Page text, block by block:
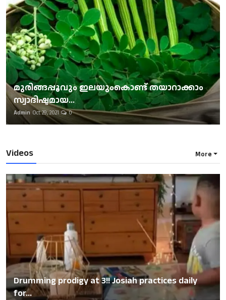
മുരിങ്ങപ്പൂവും ഇലയുംകൊണ്ട് തയാറാക്കാം
സ്വാദിഷ്ടമായ...
Admin Oct 29, 2021 0
Videos More
Drumming prodigy at 3!! Josiah practices daily
for...